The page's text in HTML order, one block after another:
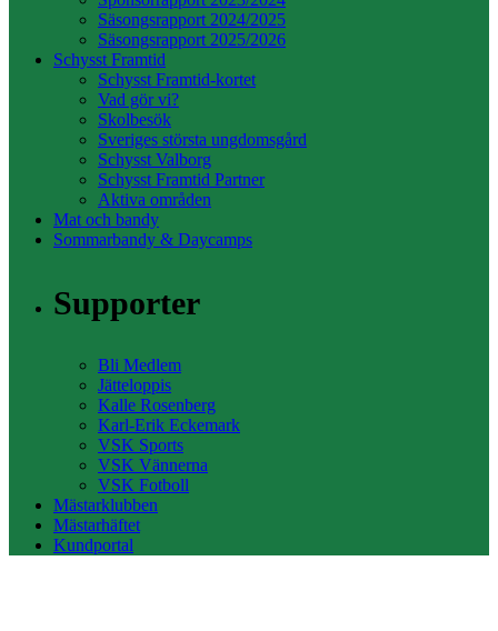
Säsongsrapport 2024/2025
Säsongsrapport 2025/2026
Schysst Framtid
Schysst Framtid-kortet
Vad gör vi?
Skolbesök
Sveriges största ungdomsgård
Schysst Valborg
Schysst Framtid Partner
Aktiva områden
Mat och bandy
Sommarbandy & Daycamps
Supporter
Bli Medlem
Jätteloppis
Kalle Rosenberg
Karl-Erik Eckemark
VSK Sports
VSK Vännerna
VSK Fotboll
Mästarklubben
Mästarhäftet
Kundportal